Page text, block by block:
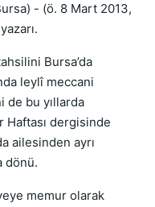
- (ö. 8 Mart 2013,
Bursa’da
leylî meccani
de bu yıllarda
Haftası dergisinde
ailesinden ayrı
dönü.
memur olarak